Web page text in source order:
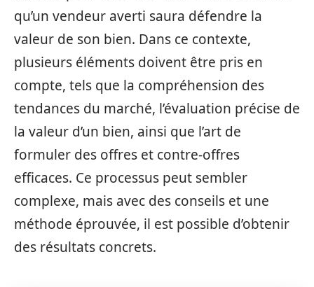
qu’un vendeur averti saura défendre la
valeur de son bien. Dans ce contexte,
plusieurs éléments doivent être pris en
compte, tels que la compréhension des
tendances du marché, l’évaluation précise de
la valeur d’un bien, ainsi que l’art de
formuler des offres et contre-offres
efficaces. Ce processus peut sembler
complexe, mais avec des conseils et une
méthode éprouvée, il est possible d’obtenir
des résultats concrets.